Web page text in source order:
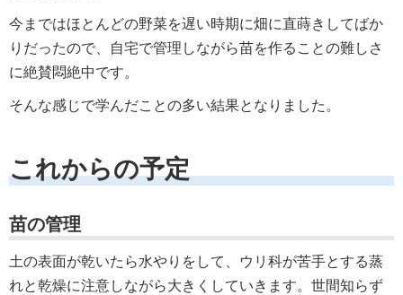
今まではほとんどの野菜を遅い時期に畑に直蒔きしてばか
りだったので、自宅で管理しながら苗を作ることの難しさ
に絶賛悶絶中です。
そんな感じで学んだことの多い結果となりました。
これからの予定
苗の管理
土の表面が乾いたら水やりをして、ウリ科が苦手とする蒸
れと乾燥に注意しながら大きくしていきます。世間知らず